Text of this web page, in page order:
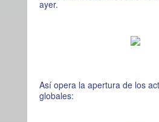
ayer.
Así opera la apertura de los
globales: